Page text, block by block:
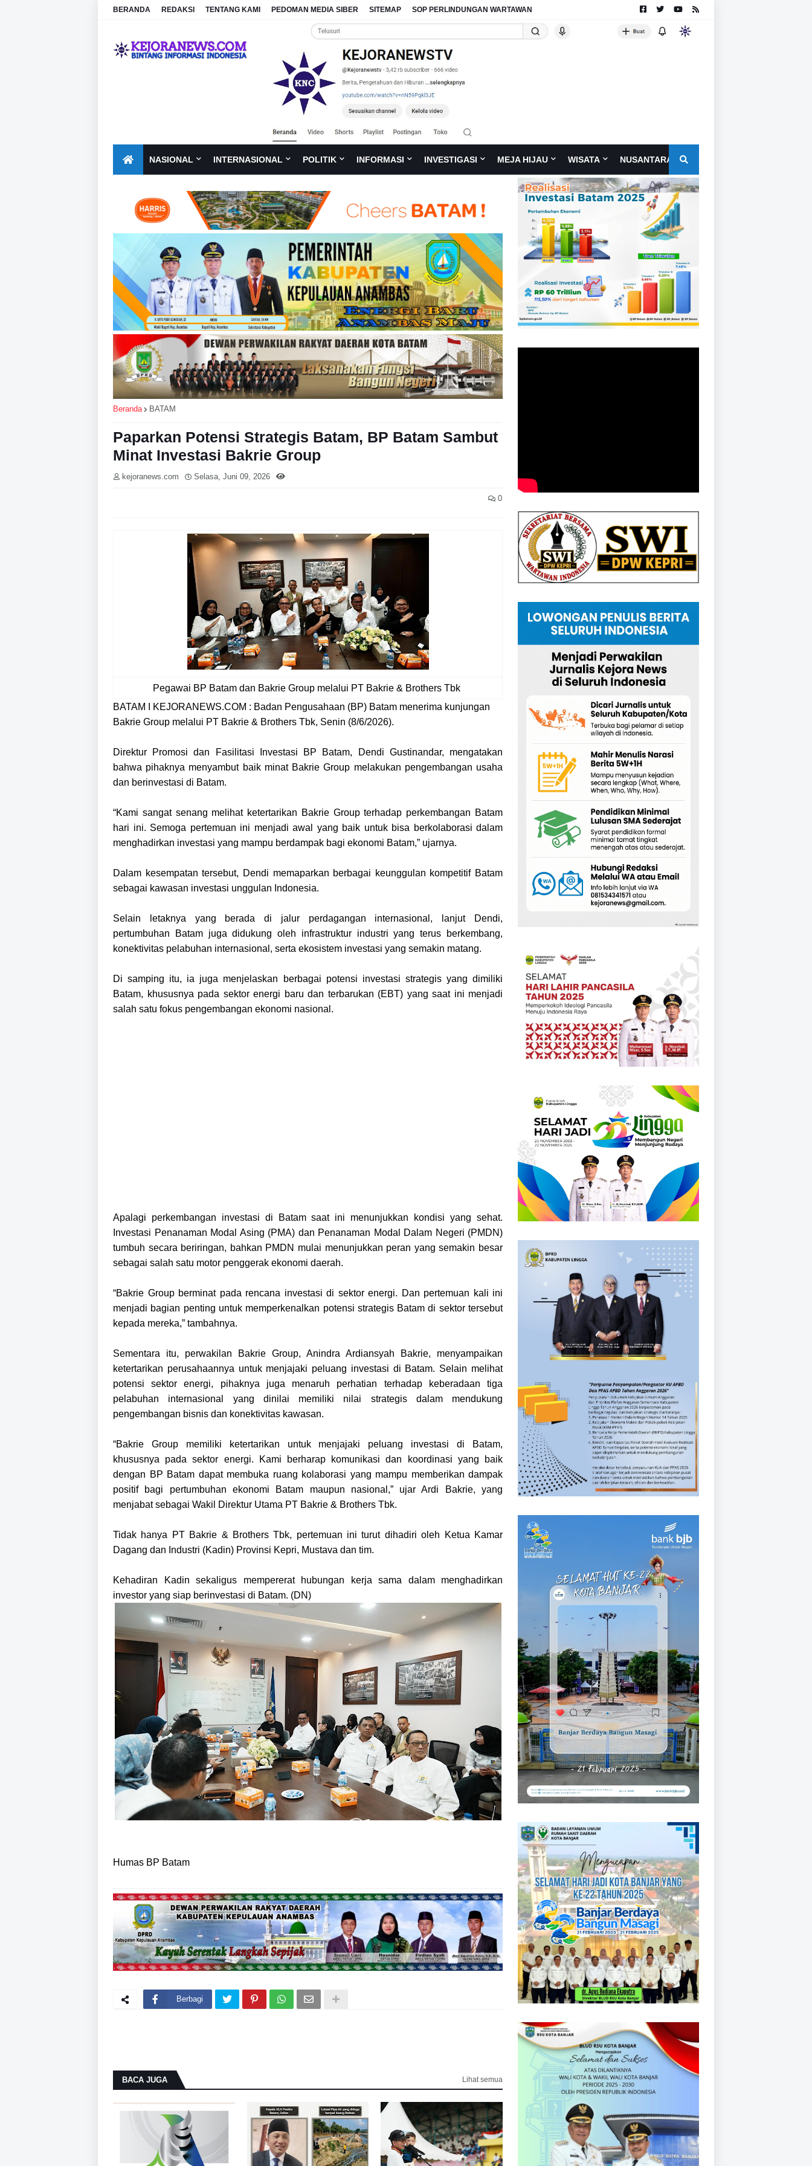
BERANDA REDAKSI TENTANG KAMI PEDOMAN MEDIA SIBER SITEMAP SOP PERLINDUNGAN WARTAWAN
NASIONAL INTERNASIONAL POLITIK INFORMASI INVESTIGASI MEJA HIJAU WISATA NUSANTARA
Beranda BATAM
Paparkan Potensi Strategis Batam, BP Batam Sambut
Minat Investasi Bakrie Group
kejoranews.com Selasa, Juni 09, 2026
0
Pegawai BP Batam dan Bakrie Group melalui PT Bakrie & Brothers Tbk
BATAM I KEJORANEWS.COM : Badan Pengusahaan (BP) Batam menerima kunjungan
Bakrie Group melalui PT Bakrie & Brothers Tbk, Senin (8/6/2026).
Direktur Promosi dan Fasilitasi Investasi BP Batam, Dendi Gustinandar, mengatakan
bahwa pihaknya menyambut baik minat Bakrie Group melakukan pengembangan usaha
dan berinvestasi di Batam.
“Kami sangat senang melihat ketertarikan Bakrie Group terhadap perkembangan Batam
hari ini. Semoga pertemuan ini menjadi awal yang baik untuk bisa berkolaborasi dalam
menghadirkan investasi yang mampu berdampak bagi ekonomi Batam,” ujarnya.
Dalam kesempatan tersebut, Dendi memaparkan berbagai keunggulan kompetitif Batam
sebagai kawasan investasi unggulan Indonesia.
Selain letaknya yang berada di jalur perdagangan internasional, lanjut Dendi,
pertumbuhan Batam juga didukung oleh infrastruktur industri yang terus berkembang,
konektivitas pelabuhan internasional, serta ekosistem investasi yang semakin matang.
Di samping itu, ia juga menjelaskan berbagai potensi investasi strategis yang dimiliki
Batam, khususnya pada sektor energi baru dan terbarukan (EBT) yang saat ini menjadi
salah satu fokus pengembangan ekonomi nasional.
Apalagi perkembangan investasi di Batam saat ini menunjukkan kondisi yang sehat.
Investasi Penanaman Modal Asing (PMA) dan Penanaman Modal Dalam Negeri (PMDN)
tumbuh secara beriringan, bahkan PMDN mulai menunjukkan peran yang semakin besar
sebagai salah satu motor penggerak ekonomi daerah.
“Bakrie Group berminat pada rencana investasi di sektor energi. Dan pertemuan kali ini
menjadi bagian penting untuk memperkenalkan potensi strategis Batam di sektor tersebut
kepada mereka,” tambahnya.
Sementara itu, perwakilan Bakrie Group, Anindra Ardiansyah Bakrie, menyampaikan
ketertarikan perusahaannya untuk menjajaki peluang investasi di Batam. Selain melihat
potensi sektor energi, pihaknya juga menaruh perhatian terhadap keberadaan tiga
pelabuhan internasional yang dinilai memiliki nilai strategis dalam mendukung
pengembangan bisnis dan konektivitas kawasan.
“Bakrie Group memiliki ketertarikan untuk menjajaki peluang investasi di Batam,
khususnya pada sektor energi. Kami berharap komunikasi dan koordinasi yang baik
dengan BP Batam dapat membuka ruang kolaborasi yang mampu memberikan dampak
positif bagi pertumbuhan ekonomi Batam maupun nasional,” ujar Ardi Bakrie, yang
menjabat sebagai Wakil Direktur Utama PT Bakrie & Brothers Tbk.
Tidak hanya PT Bakrie & Brothers Tbk, pertemuan ini turut dihadiri oleh Ketua Kamar
Dagang dan Industri (Kadin) Provinsi Kepri, Mustava dan tim.
Kehadiran Kadin sekaligus mempererat hubungan kerja sama dalam menghadirkan
investor yang siap berinvestasi di Batam. (DN)
Humas BP Batam
Berbagi
BACA JUGA Lihat semua